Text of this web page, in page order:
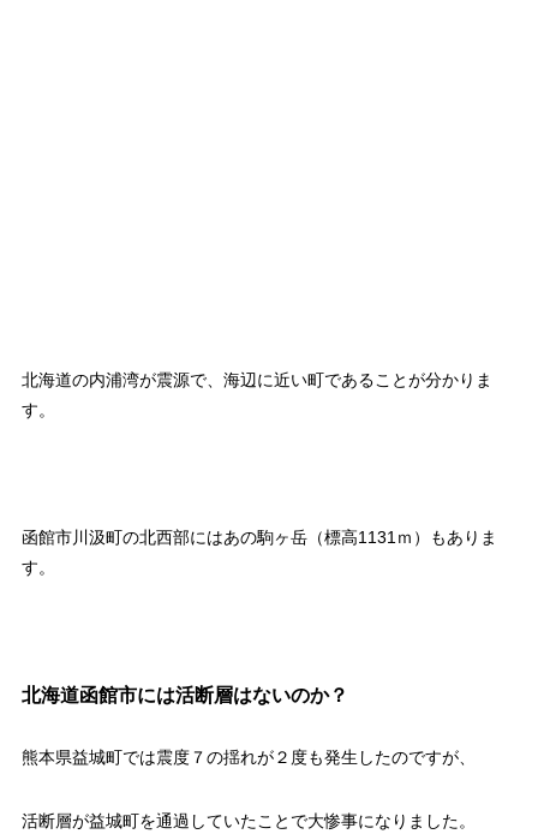
北海道の内浦湾が震源で、海辺に近い町であることが分かりま
す。
函館市川汲町の北西部にはあの駒ヶ岳（標高1131ｍ）もありま
す。
北海道函館市には活断層はないのか？
熊本県益城町では震度７の揺れが２度も発生したのですが、
活断層が益城町を通過していたことで大惨事になりました。